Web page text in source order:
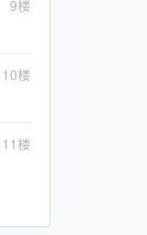
9楼
10楼
11楼